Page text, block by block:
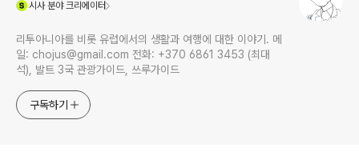
시사분야 크리에이터
리투아니아를 비롯 유럽에서의 생활과 여행에 대한 이야기. 메
일: chojus@gmail.com 전화: +370 6861 3453 (최대
석), 발트 3국 관광가이드, 쓰루가이드
구독하기